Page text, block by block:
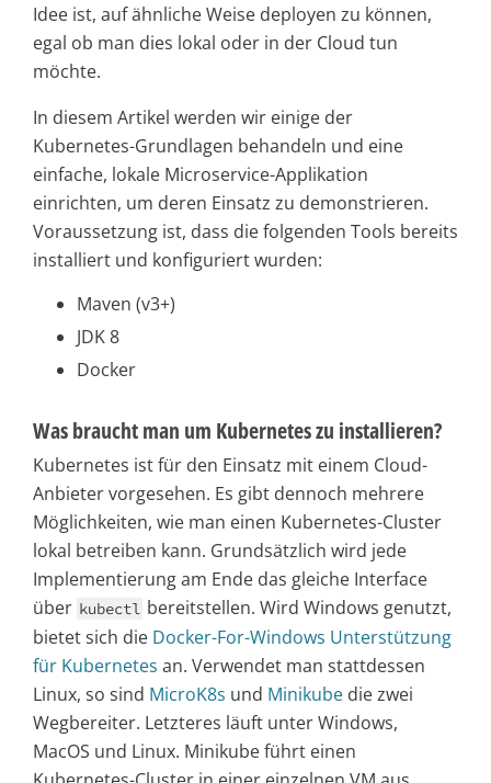
Idee ist, auf ähnliche Weise deployen zu können,
egal ob man dies lokal oder in der Cloud tun
möchte.
In diesem Artikel werden wir einige der
Kubernetes-Grundlagen behandeln und eine
einfache, lokale Microservice-Applikation
einrichten, um deren Einsatz zu demonstrieren.
Voraussetzung ist, dass die folgenden Tools bereits
installiert und konfiguriert wurden:
Maven (v3+)
JDK 8
Docker
Was braucht man um Kubernetes zu installieren?
Kubernetes ist für den Einsatz mit einem Cloud-
Anbieter vorgesehen. Es gibt dennoch mehrere
Möglichkeiten, wie man einen Kubernetes-Cluster
lokal betreiben kann. Grundsätzlich wird jede
Implementierung am Ende das gleiche Interface
über kubectl bereitstellen. Wird Windows genutzt,
bietet sich die Docker-For-Windows Unterstützung
für Kubernetes an. Verwendet man stattdessen
Linux, so sind MicroK8s und Minikube die zwei
Wegbereiter. Letzteres läuft unter Windows,
MacOS und Linux. Minikube führt einen